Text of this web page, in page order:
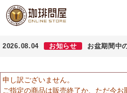
2026.08.04 お知らせ お盆期間中
申し訳ございません。
ご指定の商品は販売終了か、ただ今お